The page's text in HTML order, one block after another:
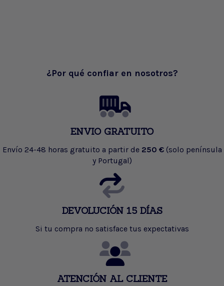
¿Por qué confiar en nosotros?
ENVIO GRATUITO
Envío 24-48 horas gratuito a partir de 250 € (solo península
y Portugal)
DEVOLUCIÓN 15 DÍAS
Si tu compra no satisface tus expectativas
ATENCIÓN AL CLIENTE